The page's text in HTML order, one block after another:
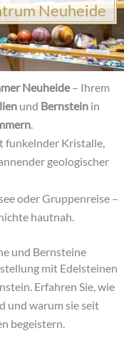
Neuheide
Neuheide– Ihrem
und Bernsteinin
.
funkelnder Kristalle,
geologischer
oder Gruppenreise –
hautnah.
und Bernsteine
mit Edelsteinen
Erfahren Sie, wie
und warum sie seit
begeistern.